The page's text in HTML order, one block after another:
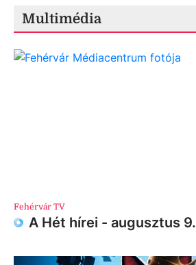
Multimédia
Fehérvár TV
A Hét hírei - augusztus 9.